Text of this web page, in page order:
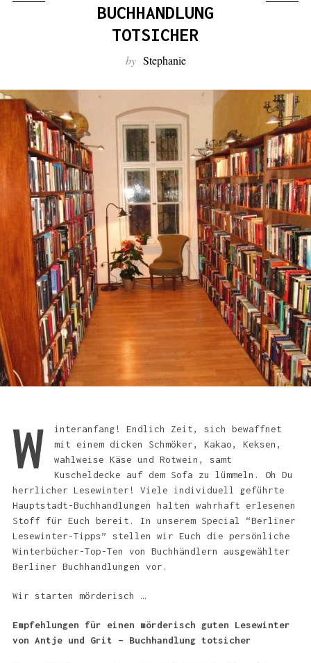
BUCHHANDLUNG
TOTSICHER
by Stephanie
W
interanfang! Endlich Zeit, sich bewaffnet
mit einem dicken Schmöker, Kakao, Keksen,
wahlweise Käse und Rotwein, samt
Kuscheldecke auf dem Sofa zu lümmeln. Oh Du
herrlicher Lesewinter! Viele individuell geführte
Hauptstadt-Buchhandlungen halten wahrhaft erlesenen
Stoff für Euch bereit. In unserem Special “Berliner
Lesewinter-Tipps” stellen wir Euch die persönliche
Winterbücher-Top-Ten von Buchhändlern ausgewählter
Berliner Buchhandlungen vor.
Wir starten mörderisch …
Empfehlungen für einen mörderisch guten Lesewinter
von Antje und Grit – Buchhandlung totsicher